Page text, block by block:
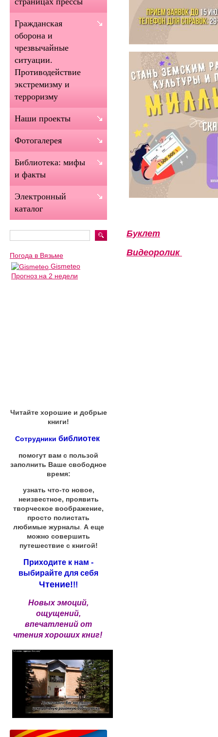
Буклет
Видеоролик
Гражданская
оборона и
чрезвычайные
ситуации.
Противодействие
экстремизму и
терроризму
Наши проекты
Фотогалерея
Библиотека: мифы
и факты
Электронный
каталог
Погода в Вязьме
Gismeteo
Прогноз на 2 недели
Читайте хорошие и добрые
книги!
Сотрудники библиотек
помогут вам с пользой
заполнить Ваше свободное
время:
узнать что-то новое,
неизвестное, проявить
творческое воображение,
просто полистать
любимые журналы А еще
можно совершить
путешествие с книгой!
Приходите к нам -
выбирайте для себя
Чтение!!!
Новых эмоций,
ощущений,
впечатлений от
чтения хороших книг!